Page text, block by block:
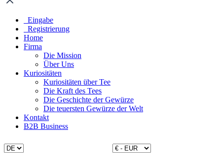
Eingabe
Registrierung
Home
Firma
Die Mission
Über Uns
Kuriositäten
Kuriositäten über Tee
Die Kraft des Tees
Die Geschichte der Gewürze
Die teuersten Gewürze der Welt
Kontakt
B2B Business